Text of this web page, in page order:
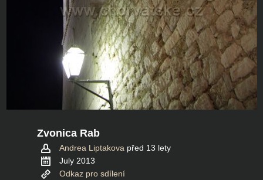
Zvonica Rab
Andrea Liptakova před 13 lety
July 2013
Odkaz pro sdílení